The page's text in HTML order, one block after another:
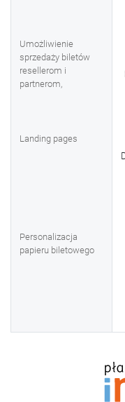
Umożliwienie
sprzedaży biletów
resellerom i
partnerom,
Landing pages
Personalizacja
papieru biletowego